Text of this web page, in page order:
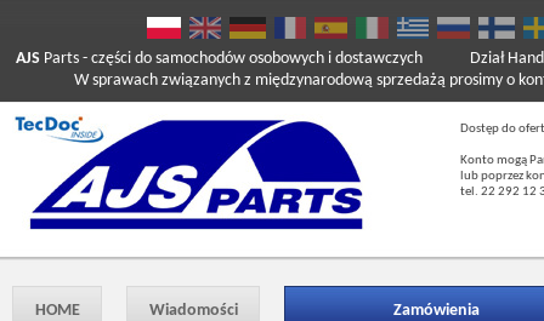
AJS Parts - części do samochodów osobowych i dostawczych
W sprawach związanych z międzynarodową sprzedażą prosimy o
Dział
Dostęp do
Konto mogą
lub poprzez
tel. 22 292 12
HOME Wiadomości Zamówienia